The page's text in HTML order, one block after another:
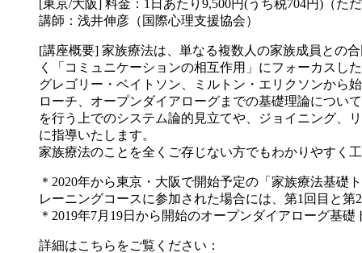
[東京/大阪] 料金：1日あたり9,500円(うち税704円)（た
講師：浅井伸彦（国際心理支援協会）
[講座概要] 家族療法は、単なる複数人の家族成員との
く「コミュニケーションの相互作用」にフォーカスし
グレゴリー・ベイトソン、ミルトン・エリクソンから
ローチ、オープンダイアローグまでの基礎理論につい
を行う上でのシステム論的見立てや、ジョイニング、
に指導いたします。
家族療法のことを全くご存じない方でもわかりやすく
＊2020年から東京・大阪で開始予定の「家族療法基礎
レーニングコースに参加された場合には、第1回目と
＊2019年7月19日から開始のオープンダイアローグ基
詳細はこちらをご覧ください：